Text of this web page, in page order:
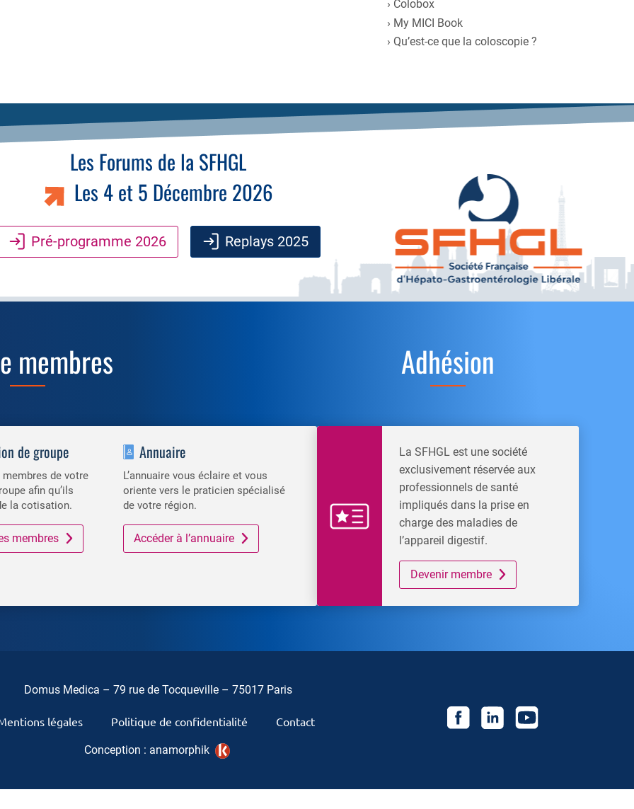
Colobox
My MICI Book
Qu’est-ce que la coloscopie ?
Les Forums de la SFHGL
Les 4 et 5 Décembre 2026
Pré-programme 2026 Replays 2025
membres
de groupe
de votre
afin qu’ils
la cotisation.
membres
Annuaire
L’annuaire vous éclaire et vous
oriente vers le praticien spécialisé
de votre région.
Accéder à l’annuaire
Adhésion
La SFHGL est une société
exclusivement réservée aux
professionnels de santé
impliqués dans la prise en
charge des maladies de
l’appareil digestif.
Devenir membre
Domus Medica – 79 rue de Tocqueville – 75017 Paris
légales Politique de confidentialité Contact
Conception : anamorphik